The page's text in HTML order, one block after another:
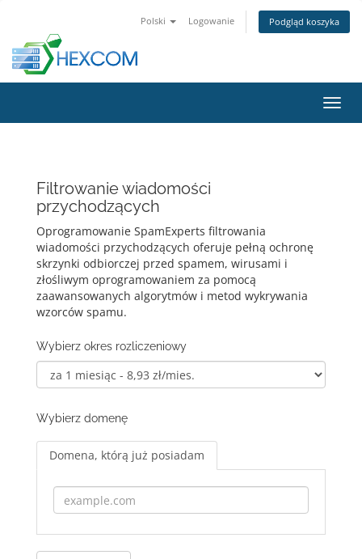
Polski Logowanie Podgląd koszyka
Filtrowanie wiadomości
przychodzących
Oprogramowanie SpamExperts filtrowania
wiadomości przychodzących oferuje pełną ochronę
skrzynki odbiorczej przed spamem, wirusami i
złośliwym oprogramowaniem za pomocą
zaawansowanych algorytmów i metod wykrywania
wzorców spamu.
Wybierz okres rozliczeniowy
Wybierz domenę
Domena, którą już posiadam